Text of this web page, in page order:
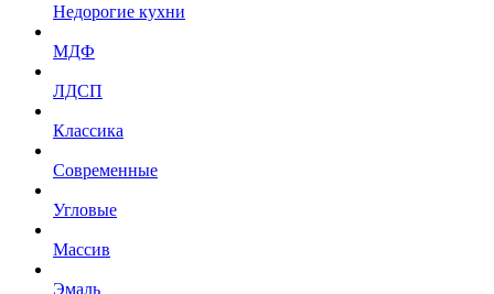
Недорогие кухни
МДФ
ЛДСП
Классика
Современные
Угловые
Массив
Эмаль